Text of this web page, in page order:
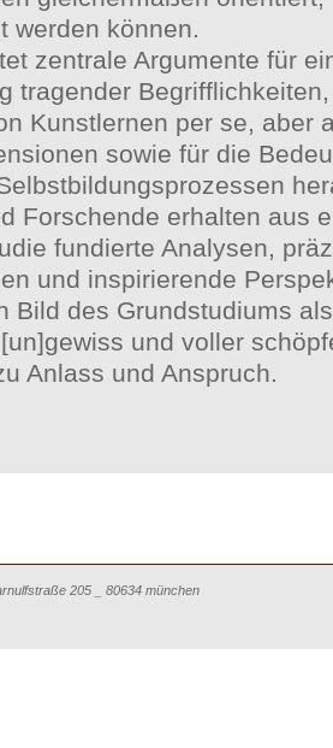
werden können.
zentrale Argumente für
tragender
Kunstlernen per se, aber
sowie für die
Forschende erhalten aus
fundierte Analysen,
und inspirierende
Bild des Grundstudiums
und voller
Anlass und Anspruch.
205 _ 80634 münchen